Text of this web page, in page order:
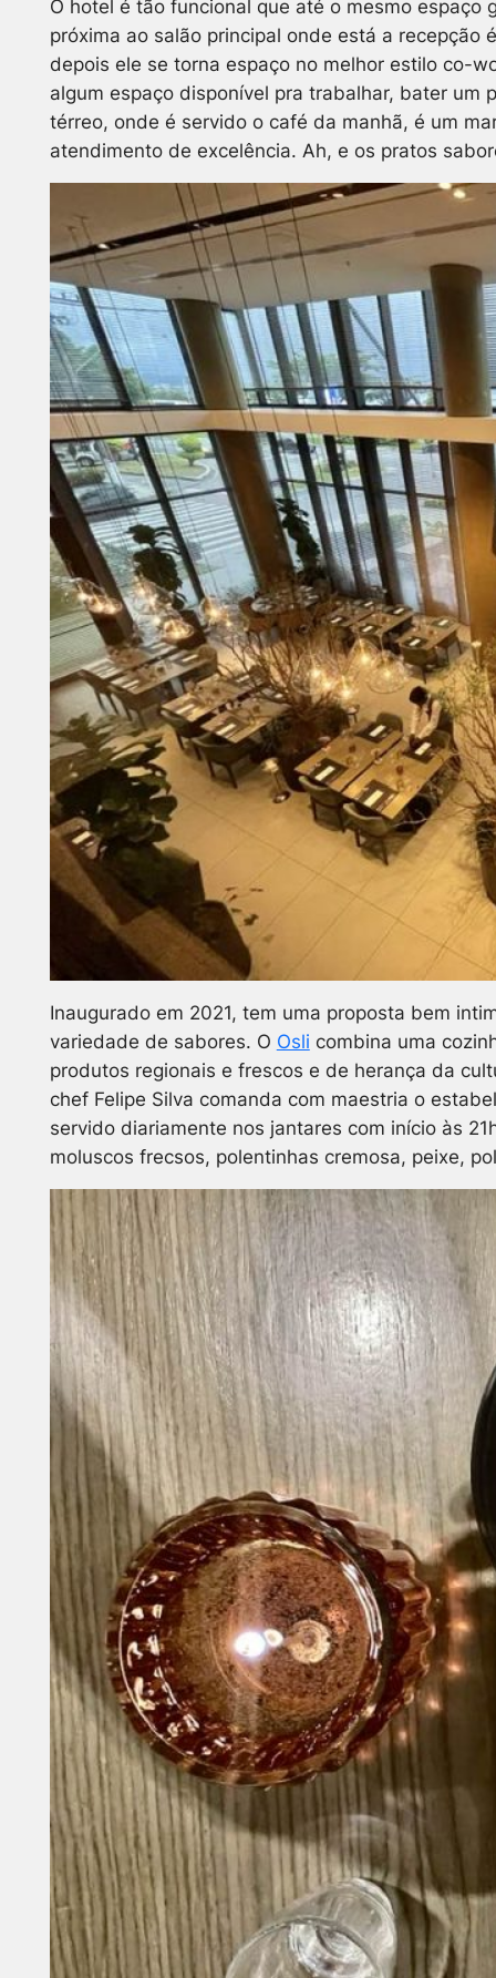
O hotel é tão funcional que até o mesmo
próxima ao salão principal onde está a
depois ele se torna espaço no melhor estilo co-
algum espaço disponível pra trabalhar, bater um
térreo, onde é servido o café da manhã, é um
atendimento de excelência. Ah, e os pratos
Inaugurado em 2021, tem uma proposta bem
variedade de sabores. O Osli combina uma
produtos regionais e frescos e de herança da
chef Felipe Silva comanda com maestria o
servido diariamente nos jantares com início às
moluscos frecsos, polentinhas cremosa, peixe,